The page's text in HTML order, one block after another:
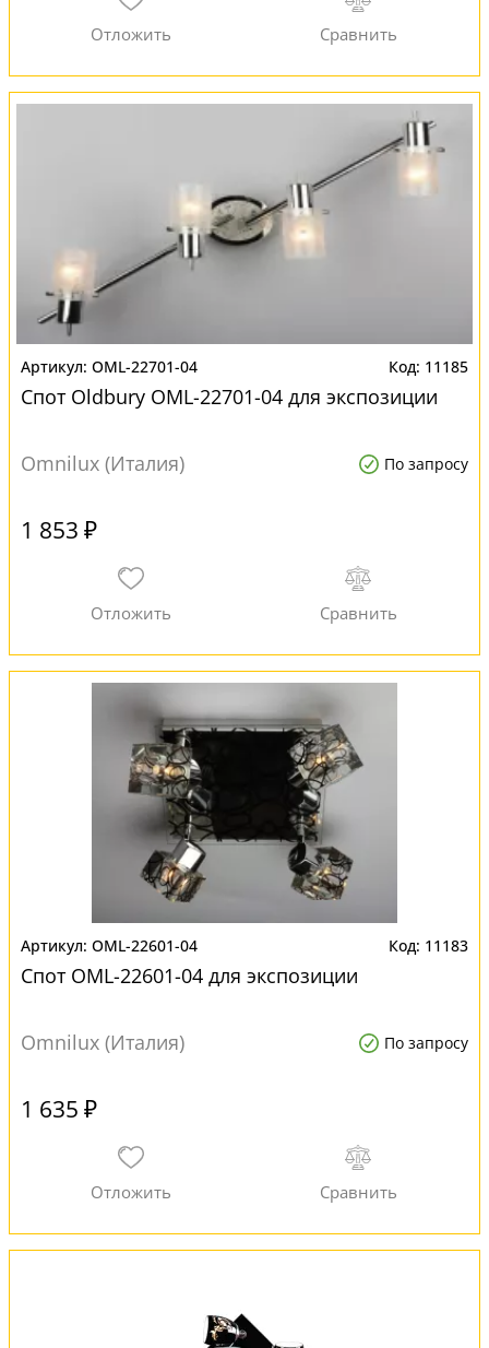
OML-22701-04 11185
Спот Oldbury OML-22701-04 для экспозиции
Omnilux (Италия) По запросу
1 853 ₽
OML-22601-04 11183
Спот OML-22601-04 для экспозиции
Omnilux (Италия) По запросу
1 635 ₽